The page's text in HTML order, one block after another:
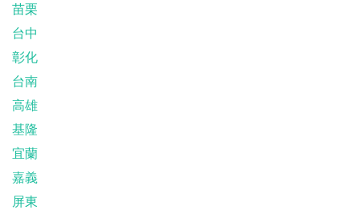
苗栗
台中
彰化
台南
高雄
基隆
宜蘭
嘉義
屏東